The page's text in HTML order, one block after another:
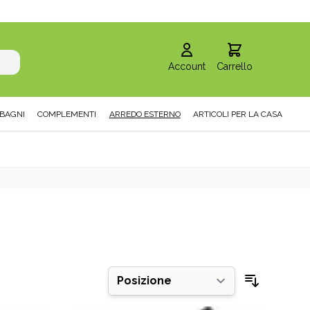
Account Carrello
COMPLEMENTI ARREDO ESTERNO ARTICOLI PER LA CASA